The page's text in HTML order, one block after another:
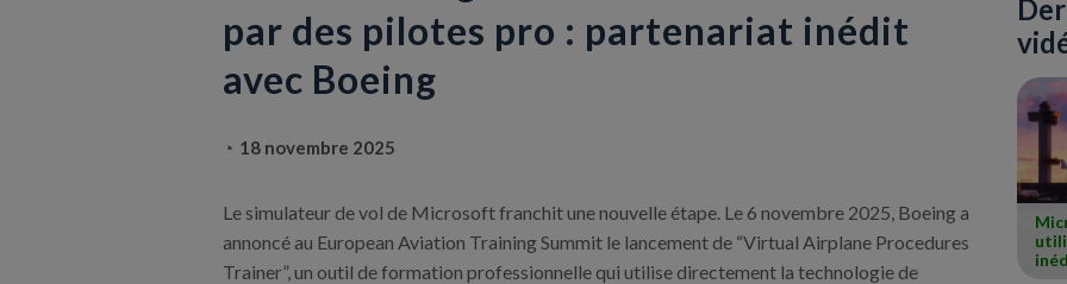
par des pilotes pro : partenariat inédit
avec Boeing
18 novembre 2025
Le simulateur de vol de Microsoft franchit une nouvelle étape. Le 6 novembre 2025, Boeing a
annoncé au European Aviation Training Summit le lancement de “Virtual Airplane Procedures
Trainer”, un outil de formation professionnelle qui utilise directement la technologie de